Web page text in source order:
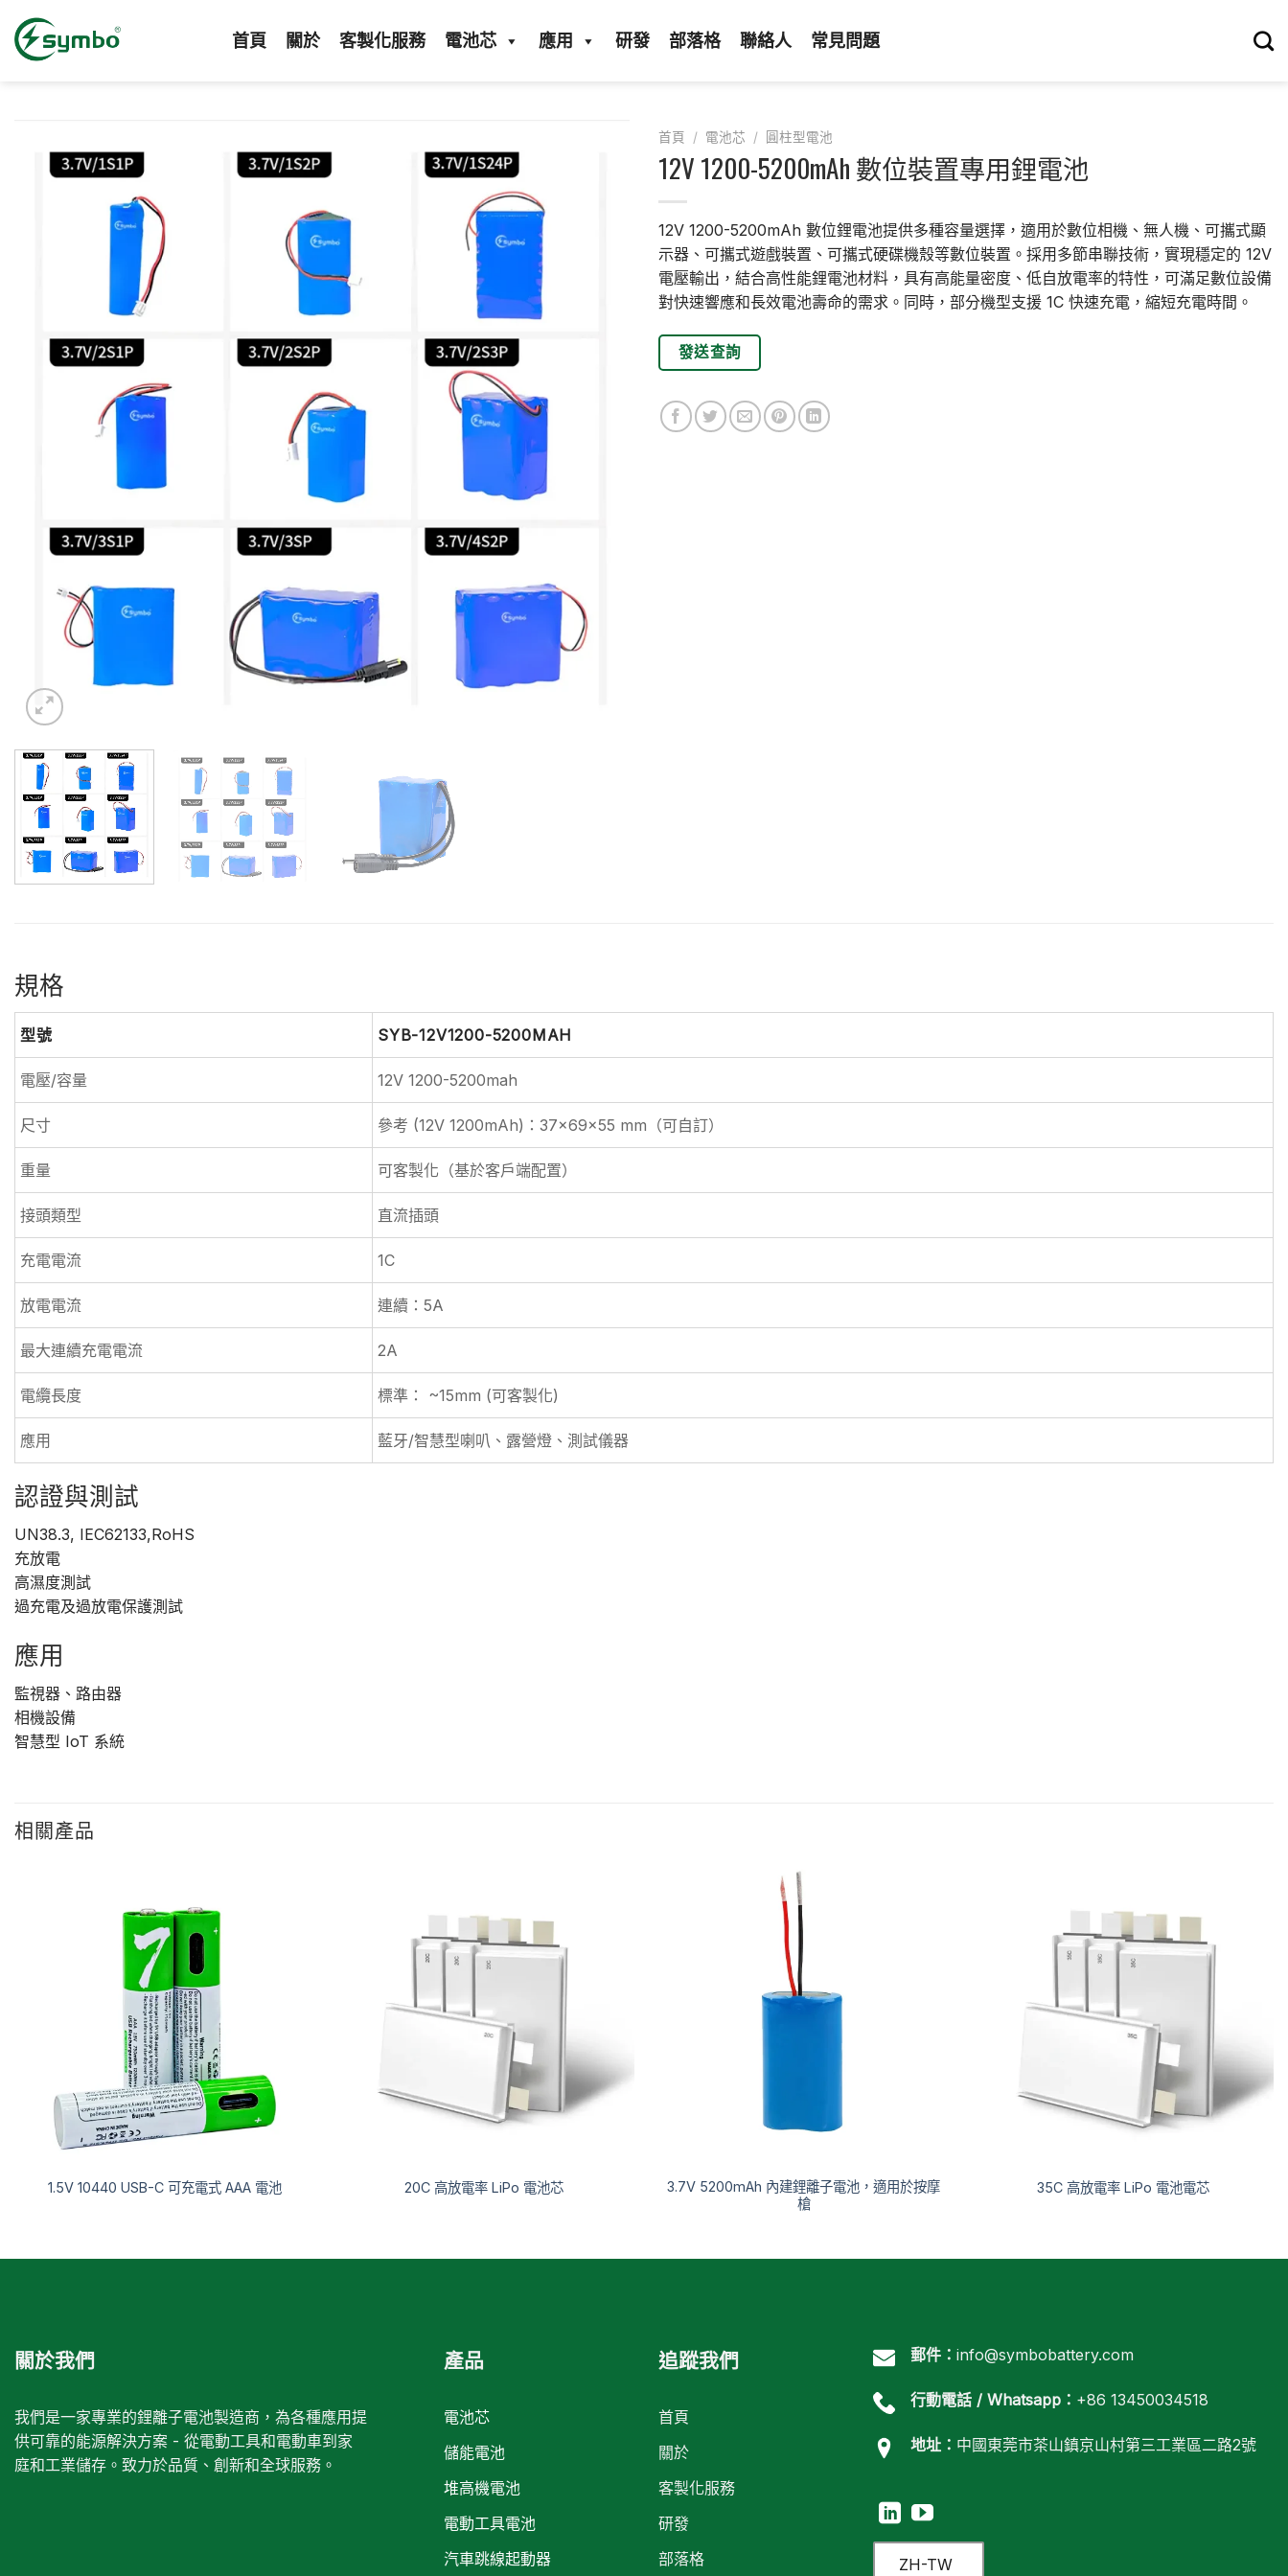
首頁 關於 客製化服務 電池芯 應用 研發 部落格 聯絡人 常見問題
首頁 / 電池芯 / 圓柱型電池
12V 1200-5200mAh 數位裝置專用鋰電池
12V 1200-5200mAh 數位鋰電池提供多種容量選擇，適用於數位相機、無人機、可攜式顯
示器、可攜式遊戲裝置、可攜式硬碟機殼等數位裝置。採用多節串聯技術，實現穩定的 12V
電壓輸出，結合高性能鋰電池材料，具有高能量密度、低自放電率的特性，可滿足數位設備
對快速響應和長效電池壽命的需求。同時，部分機型支援 1C 快速充電，縮短充電時間。
發送查詢
規格
型號 SYB-12V1200-5200MAH
電壓/容量 12V 1200-5200mah
尺寸 參考 (12V 1200mAh)：37×69×55 mm（可自訂）
重量 可客製化（基於客戶端配置）
接頭類型 直流插頭
充電電流 1C
放電電流 連續：5A
最大連續充電電流 2A
電纜長度 標準： ~15mm (可客製化)
應用 藍牙/智慧型喇叭、露營燈、測試儀器
認證與測試
UN38.3, IEC62133,RoHS
充放電
高濕度測試
過充電及過放電保護測試
應用
監視器、路由器
相機設備
智慧型 IoT 系統
相關產品
1.5V 10440 USB-C 可充電式 AAA 電池 20C 高放電率 LiPo 電池芯
3.7V 5200mAh 內建鋰離子電池，適用於按摩
槍
35C 高放電率 LiPo 電池電芯
關於我們
我們是一家專業的鋰離子電池製造商，為各種應用提
供可靠的能源解決方案 - 從電動工具和電動車到家
庭和工業儲存。致力於品質、創新和全球服務。
產品
電池芯
儲能電池
堆高機電池
電動工具電池
汽車跳線起動器
追蹤我們
首頁
關於
客製化服務
研發
部落格
郵件： info@symbobattery.com
行動電話 / Whatsapp： +86 13450034518
地址： 中國東莞市茶山鎮京山村第三工業區二路2號
ZH-TW